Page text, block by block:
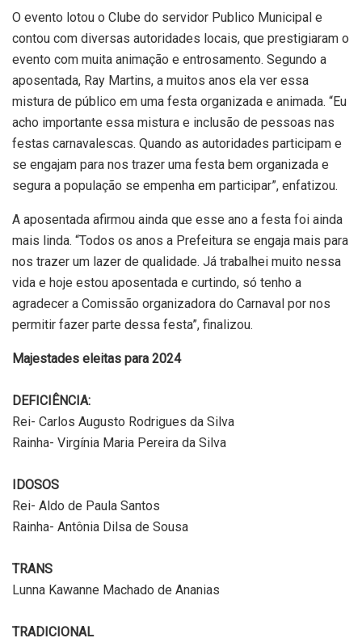
O evento lotou o Clube do servidor Publico Municipal e
contou com diversas autoridades locais, que prestigiaram o
evento com muita animação e entrosamento. Segundo a
aposentada, Ray Martins, a muitos anos ela ver essa
mistura de público em uma festa organizada e animada. “Eu
acho importante essa mistura e inclusão de pessoas nas
festas carnavalescas. Quando as autoridades participam e
se engajam para nos trazer uma festa bem organizada e
segura a população se empenha em participar”, enfatizou.
A aposentada afirmou ainda que esse ano a festa foi ainda
mais linda. “Todos os anos a Prefeitura se engaja mais para
nos trazer um lazer de qualidade. Já trabalhei muito nessa
vida e hoje estou aposentada e curtindo, só tenho a
agradecer a Comissão organizadora do Carnaval por nos
permitir fazer parte dessa festa”, finalizou.
Majestades eleitas para 2024
DEFICIÊNCIA:
Rei- Carlos Augusto Rodrigues da Silva
Rainha- Virgínia Maria Pereira da Silva
IDOSOS
Rei- Aldo de Paula Santos
Rainha- Antônia Dilsa de Sousa
TRANS
Lunna Kawanne Machado de Ananias
TRADICIONAL